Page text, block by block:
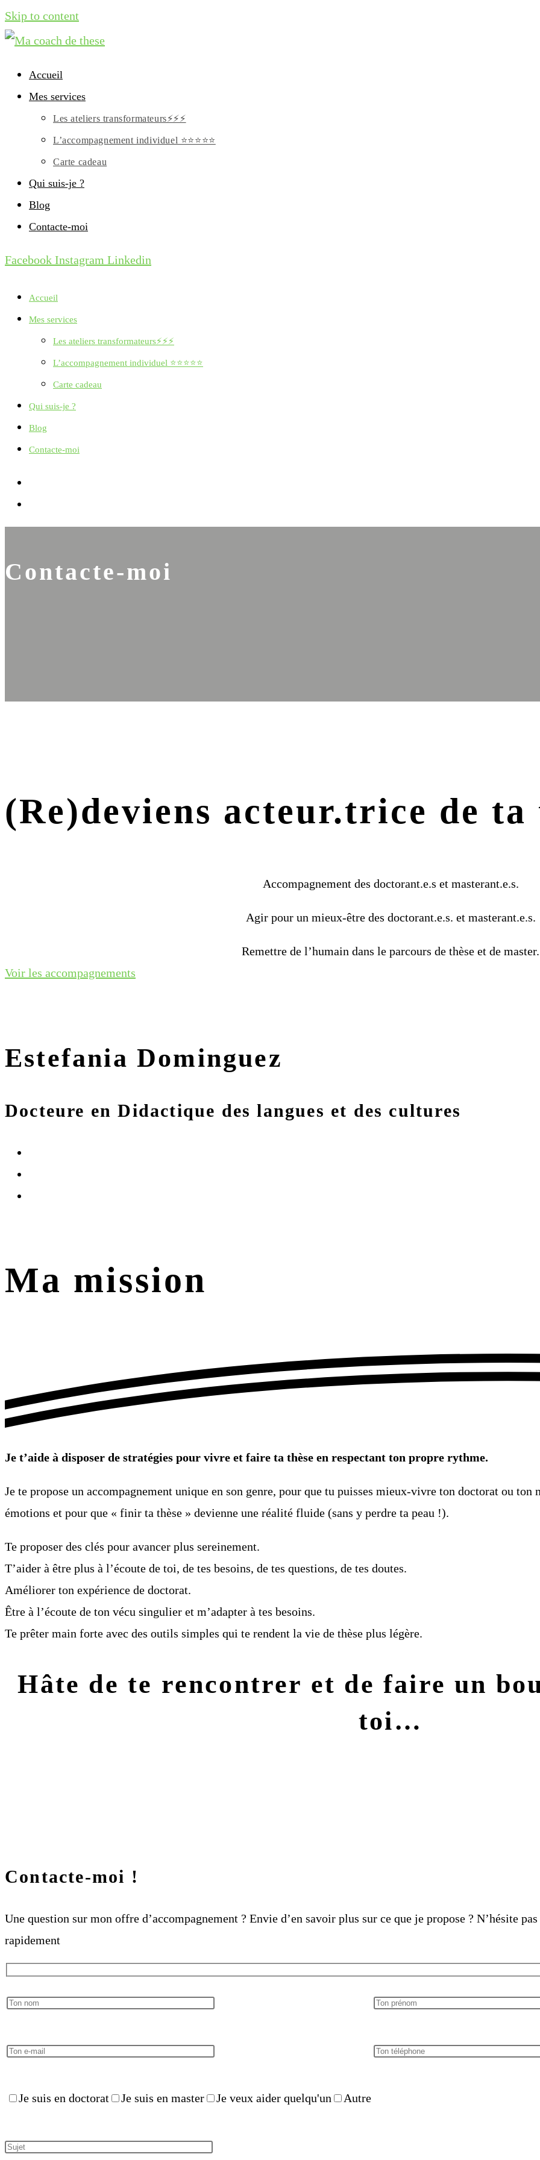
Skip to content
Accueil
Mes services
Les ateliers transformateurs⚡⚡⚡
L’accompagnement individuel ⭐⭐⭐⭐⭐
Carte cadeau
Qui suis-je ?
Blog
Contacte-moi
Facebook Instagram Linkedin
Accueil
Mes services
Les ateliers transformateurs⚡⚡⚡
L’accompagnement individuel ⭐⭐⭐⭐⭐
Carte cadeau
Qui suis-je ?
Blog
Contacte-moi
Contacte-moi
(Re)deviens acteur.trice de ta
Accompagnement des doctorant.e.s et masterant.e.s.
Agir pour un mieux-être des doctorant.e.s. et masterant.e.s.
Remettre de l’humain dans le parcours de thèse et de master.
Voir les accompagnements
Estefania Dominguez
Docteure en Didactique des langues et des cultures
Ma mission
Je t’aide à disposer de stratégies pour vivre et faire ta thèse en respectant ton propre rythme.
Je te propose un accompagnement unique en son genre, pour que tu puisses mieux-vivre ton doctorat ou
émotions et pour que « finir ta thèse » devienne une réalité fluide (sans y perdre ta peau !).
Te proposer des clés pour avancer plus sereinement.
T’aider à être plus à l’écoute de toi, de tes besoins, de tes questions, de tes doutes.​
Améliorer ton expérience de doctorat.​
Être à l’écoute de ton vécu singulier et m’adapter à tes besoins.
Te prêter main forte avec des outils simples qui te rendent la vie de thèse plus légère​.
Hâte de te rencontrer et de faire un
toi…
Contacte-moi !
Une question sur mon offre d’accompagnement ? Envie d’en savoir plus sur ce que je propose ? N’hésite
rapidement
Je suis en doctorat Je suis en master Je veux aider quelqu'un Autre